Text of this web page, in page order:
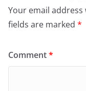
Your email
fields are marked *
Comment*